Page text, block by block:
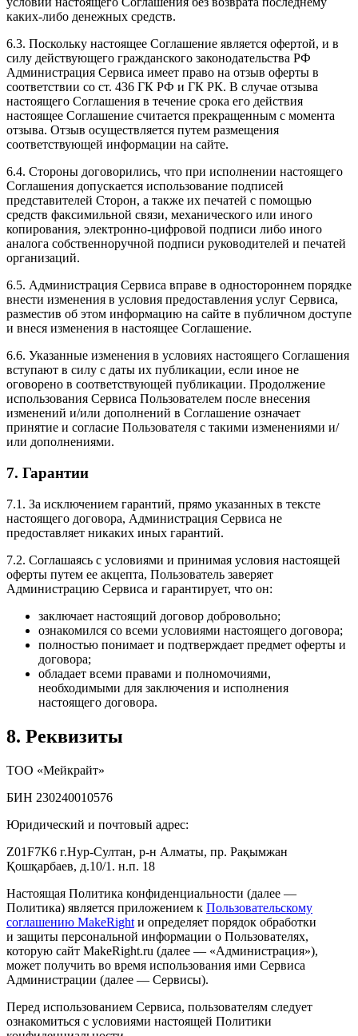
каких-либо денежных средств.
6.3. Поскольку настоящее Соглашение является офертой, и в
силу действующего гражданского законодательства РФ
Администрация Сервиса имеет право на отзыв оферты в
соответствии со ст. 436 ГК РФ и ГК РК. В случае отзыва
настоящего Соглашения в течение срока его действия
настоящее Соглашение считается прекращенным с момента
отзыва. Отзыв осуществляется путем размещения
соответствующей информации на сайте.
6.4. Стороны договорились, что при исполнении настоящего
Соглашения допускается использование подписей
представителей Сторон, а также их печатей с помощью
средств факсимильной связи, механического или иного
копирования, электронно-цифровой подписи либо иного
аналога собственноручной подписи руководителей и печатей
организаций.
6.5. Администрация Сервиса вправе в одностороннем порядке
внести изменения в условия предоставления услуг Сервиса,
разместив об этом информацию на сайте в публичном доступе
и внеся изменения в настоящее Соглашение.
6.6. Указанные изменения в условиях настоящего Соглашения
вступают в силу с даты их публикации, если иное не
оговорено в соответствующей публикации. Продолжение
использования Сервиса Пользователем после внесения
изменений и/или дополнений в Соглашение означает
принятие и согласие Пользователя с такими изменениями и/
или дополнениями.
7. Гарантии
7.1. За исключением гарантий, прямо указанных в тексте
настоящего договора, Администрация Сервиса не
предоставляет никаких иных гарантий.
7.2. Соглашаясь с условиями и принимая условия настоящей
оферты путем ее акцепта, Пользователь заверяет
Администрацию Сервиса и гарантирует, что он:
заключает настоящий договор добровольно;
ознакомился со всеми условиями настоящего договора;
полностью понимает и подтверждает предмет оферты и
договора;
обладает всеми правами и полномочиями,
необходимыми для заключения и исполнения
настоящего договора.
8. Реквизиты
ТОО «Мейкрайт»
БИН 230240010576
Юридический и почтовый адрес:
Z01F7K6 г.Нур-Султан, р-н Алматы, пр. Рақымжан
Қошқарбаев, д.10/1. н.п. 18
Настоящая Политика конфиденциальности (далее —
Политика) является приложением к Пользовательскому
соглашению MakeRight и определяет порядок обработки
и защиты персональной информации о Пользователях,
которую сайт MakeRight.ru (далее — «Администрация»),
может получить во время использования ими Cервиса
Администрации (далее — Сервисы).
Перед использованием Сервиса, пользователям следует
ознакомиться с условиями настоящей Политики